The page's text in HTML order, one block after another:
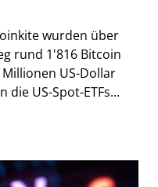
wurden über
rund 1'816 Bitcoin
US-Dollar
die US-Spot-ETFs...